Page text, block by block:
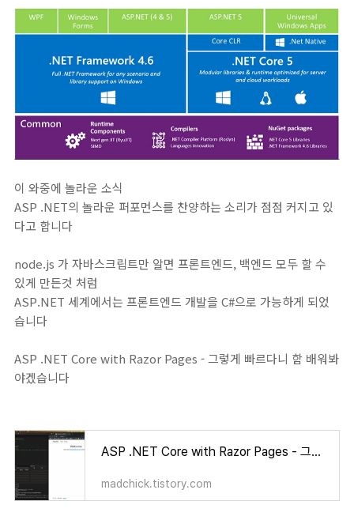
이 와중에 놀라운 소식
ASP .NET의 놀라운 퍼포먼스를 찬양하는 소리가 점점 커지고 있
다고 합니다
node.js 가 자바스크립트만 알면 프론트엔드, 백엔드 모두 할 수
있게 만든것 처럼
ASP.NET 세계에서는 프론트엔드 개발을 C#으로 가능하게 되었
습니다
ASP .NET Core with Razor Pages - 그렇게 빠르다니 함 배워봐
야겠습니다
ASP .NET Core with Razor Pages - 그렇게 빠르다니 함 배워봐야겠습니다
madchick.tistory.com